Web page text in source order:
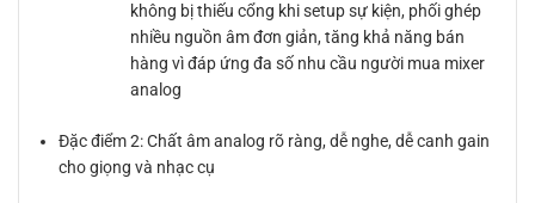
không bị thiếu cổng khi setup sự kiện, phối ghép
nhiều nguồn âm đơn giản, tăng khả năng bán
hàng vì đáp ứng đa số nhu cầu người mua mixer
analog
Đặc điểm 2: Chất âm analog rõ ràng, dễ nghe, dễ canh gain
cho giọng và nhạc cụ